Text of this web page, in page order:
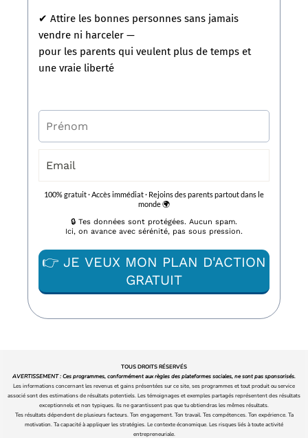
✔ Attire les bonnes personnes sans jamais
vendre ni harceler —
pour les parents qui veulent plus de temps et
une vraie liberté
100% gratuit · Accès immédiat · Rejoins des parents partout dans le
monde 🌍
🔒 Tes données sont protégées. Aucun spam.
Ici, on avance avec sérénité, pas sous pression.
👉 JE VEUX MON PLAN D'ACTION
GRATUIT
TOUS DROITS RÉSERVÉS
AVERTISSEMENT : Ces programmes, conformément aux règles des plateformes sociales, ne sont pas sponsorisés.
Les informations concernant les revenus et gains présentées sur ce site, ses programmes et tout produit ou service
associé sont des estimations de résultats potentiels. Les témoignages et exemples partagés représentent des résultats
exceptionnels et non typiques. Ils ne garantissent pas que tu obtiendras les mêmes résultats.
Tes résultats dépendent de plusieurs facteurs. Ton engagement. Ton travail. Tes compétences. Ton expérience. Ta
motivation. Ta capacité à appliquer les stratégies. Le contexte économique. Les risques liés à toute activité
entrepreneuriale.